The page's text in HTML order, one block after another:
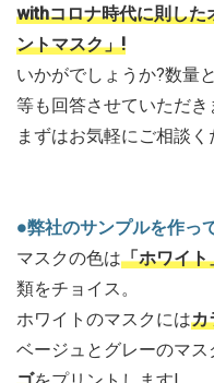
withコロナ時代に則した
ントマスク」!
いかがでしょうか?数量
等も回答させていただき
まずはお気軽にご相談く
●弊社のサンプルを作っ
マスクの色は「ホワイト
類をチョイス。
ホワイトのマスクにはカ
ベージュとグレーのマス